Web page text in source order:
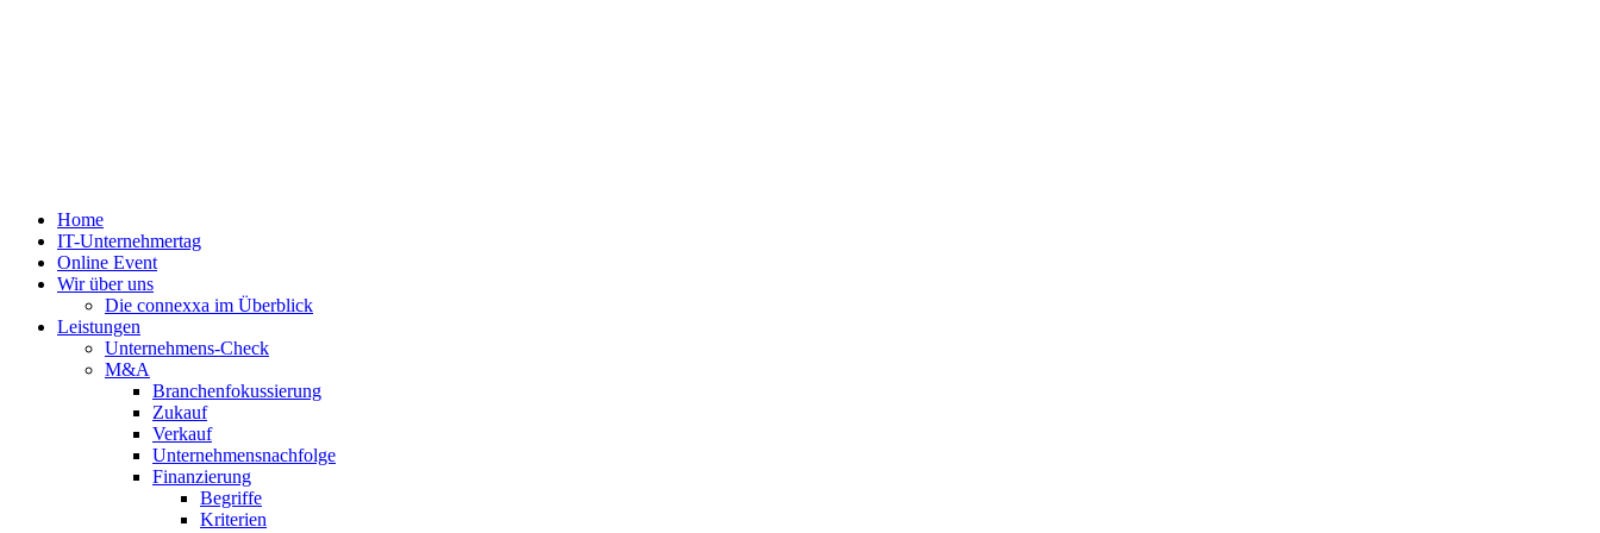
Home
IT-Unternehmertag
Online Event
Wir über uns
Die connexxa im Überblick
Leistungen
Unternehmens-Check
M&A
Branchenfokussierung
Zukauf
Verkauf
Unternehmensnachfolge
Finanzierung
Begriffe
Kriterien